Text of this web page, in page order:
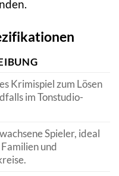
Krimispiel zum Lösen
im Tonstudio-
Spieler, ideal
und